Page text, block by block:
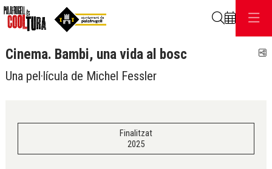
Cinema. Bambi, una vida al bosc
Una pel·lícula de Michel Fessler
Finalitzat
2025